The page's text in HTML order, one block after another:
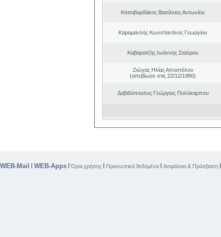
Κατσιβαρδάκος Βασίλειος Αντωνίου
Καραμανλής Κωνσταντίνος Γεωργίου
Καβαρατζής Ιωάννης Σταύρου
Ζιώγας Ηλίας Αποστόλου
(απεβίωσε στις 22/12/1980)
Δαβιδόπουλος Γεώργιος Πολύκαρπου
WEB-Mail | WEB-Apps |Όροι χρήσης | Προσωπικά δεδομένα | Ασφάλεια & Πρόσβαση